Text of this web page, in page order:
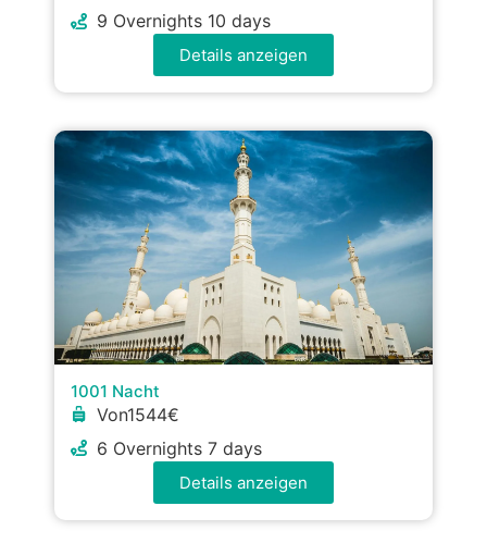
9 Overnights 10 days
Details anzeigen
1001 Nacht
Von1544€
6 Overnights 7 days
Details anzeigen